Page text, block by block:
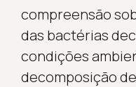
compreensão
das bactérias
condições
decomposição